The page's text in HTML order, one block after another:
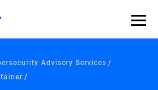
Advisory Services